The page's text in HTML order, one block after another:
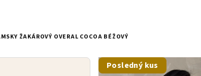
ŽAKÁROVÝ OVERAL COCOA BÉŽOVÝ
Posledný kus